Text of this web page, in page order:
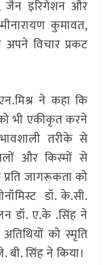
जैन इरिगेशन और
कुमावत,
विचार प्रकट
ने कहा कि
भी एकीकृत करने
तरीके से
और किस्मों से
जागरूकता को
डॉ. के.सी.
डॉ. ए.के .सिंह ने
को स्मृति
बी. सिंह ने किया।